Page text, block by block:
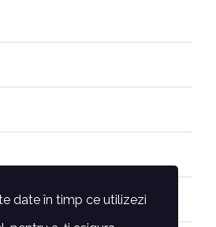
date în timp ce utilizezi